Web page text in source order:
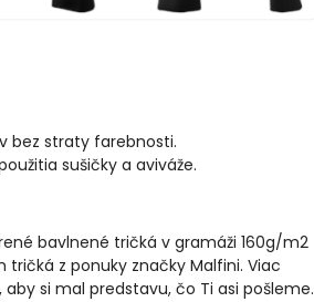
bez straty farebnosti.
sušičky a aviváže.
bavlnené tričká v gramáži 160g/m2
z ponuky značky Malfini. Viac
si mal predstavu, čo Ti asi pošleme.